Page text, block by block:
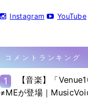
Instagram YouTube
コメントランキング
1
【音楽】「
≠MEが登場｜